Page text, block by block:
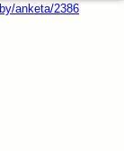
anketa/2386